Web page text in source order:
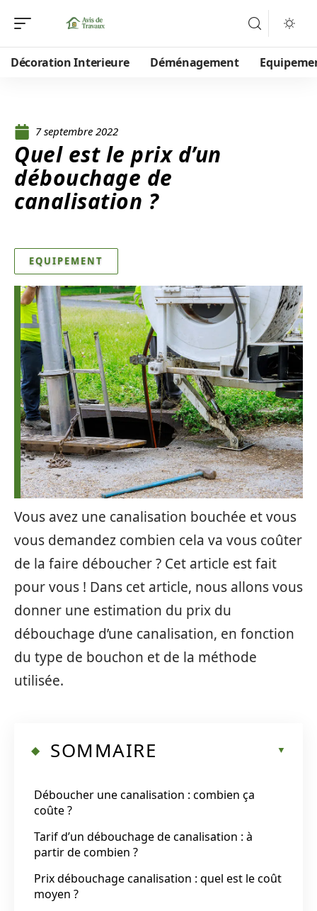
Décoration Interieure Déménagement
7 septembre 2022
Quel est le prix d’un
débouchage de
canalisation ?
EQUIPEMENT
Vous avez une canalisation bouchée et vous
vous demandez combien cela va vous coûter
de la faire déboucher ? Cet article est fait
pour vous ! Dans cet article, nous allons vous
donner une estimation du prix du
débouchage d’une canalisation, en fonction
du type de bouchon et de la méthode
utilisée.
SOMMAIRE
Déboucher une canalisation : combien ça
coûte ?
Tarif d’un débouchage de canalisation : à
partir de combien ?
Prix débouchage canalisation : quel est le coût
moyen ?